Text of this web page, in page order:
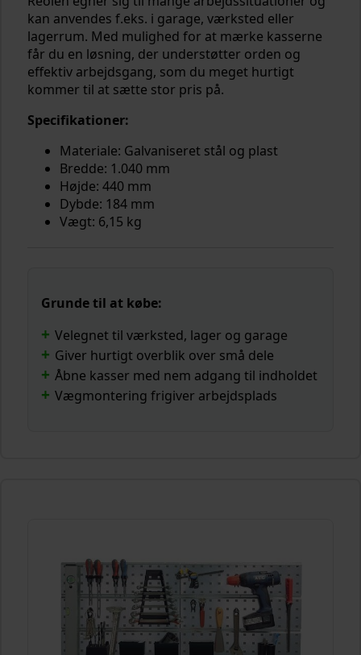
kan anvendes f.eks. i garage, værksted eller
lagerrum. Med mulighed for at mærke kasserne
får du en løsning, der understøtter orden og
effektiv arbejdsgang, som du meget hurtigt
kommer til at sætte stor pris på.
Specifikationer:
Materiale: Galvaniseret stål og plast
Bredde: 1.040 mm
Højde: 440 mm
Dybde: 184 mm
Vægt: 6,15 kg
Grunde til at købe:
Velegnet til værksted, lager og garage
Giver hurtigt overblik over små dele
Åbne kasser med nem adgang til indholdet
Vægmontering frigiver arbejdsplads